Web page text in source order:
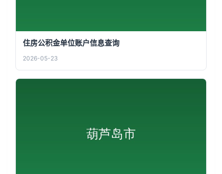
住房公积金单位账户信息查询
2026-05-23